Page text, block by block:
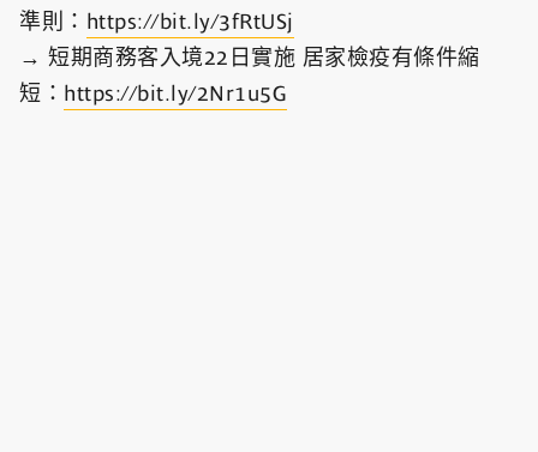
準則： https://bit.ly/3fRtUSj
→ 短期商務客入境22日實施 居家檢疫有條件縮
短： https://bit.ly/2Nr1u5G